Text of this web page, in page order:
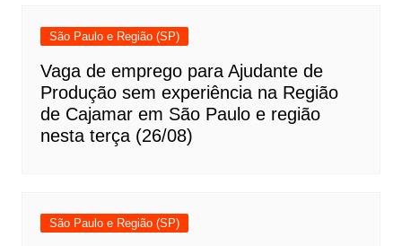
São Paulo e Região (SP)
Vaga de emprego para Ajudante de
Produção sem experiência na Região
de Cajamar em São Paulo e região
nesta terça (26/08)
São Paulo e Região (SP)